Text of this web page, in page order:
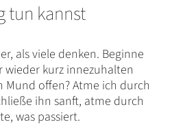
tun kannst
als viele denken. Beginne
kurz innezuhalten
offen? Atme ich durch
ihn sanft, atme durch
was passiert.